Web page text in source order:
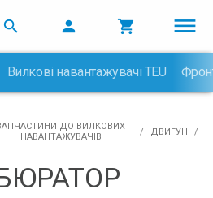
  
Вилкові навантажувачі TEU
ДО ВИЛКОВИХ
НАВАНТАЖУВАЧІВ
ДВИГУН